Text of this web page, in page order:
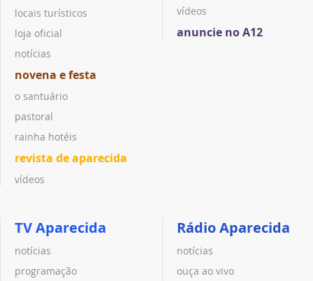
locais turísticos
loja oficial
notícias
novena e festa
o santuário
pastoral
rainha hotéis
revista de aparecida
vídeos
vídeos
anuncie no A12
TV Aparecida
notícias
programação
Rádio Aparecida
notícias
ouça ao vivo